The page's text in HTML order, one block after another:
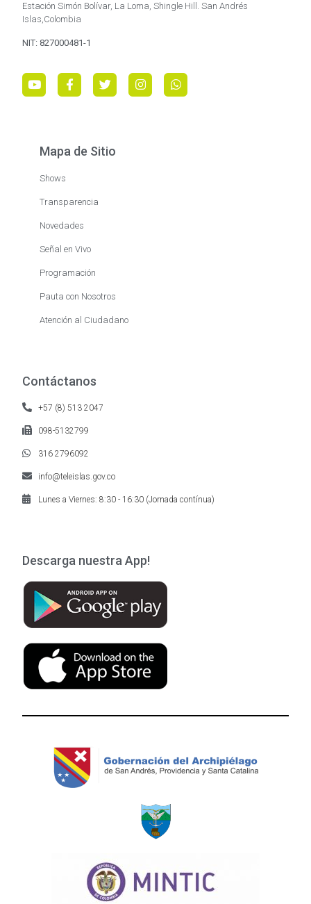
Estación Simón Bolívar, La Loma, Shingle Hill. San Andrés
Islas,Colombia
NIT: 827000481-1
Mapa de Sitio
Shows
Transparencia
Novedades
Señal en Vivo
Programación
Pauta con Nosotros
Atención al Ciudadano
Contáctanos
+57 (8) 513 2047
098-5132799
316 2796092
info@teleislas.gov.co
Lunes a Viernes: 8:30 - 16:30 (Jornada contínua)
Descarga nuestra App!